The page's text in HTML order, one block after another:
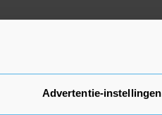
Advertentie-instellingen